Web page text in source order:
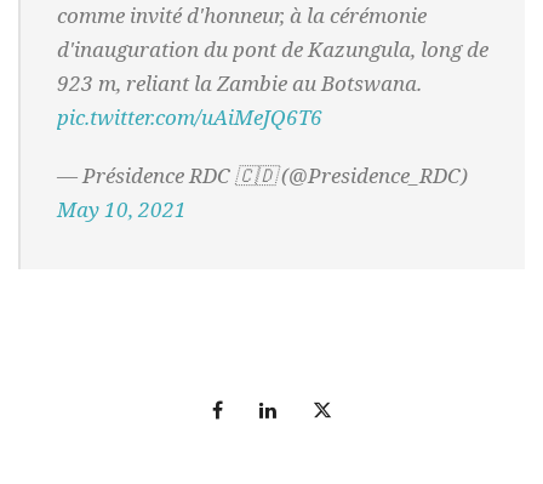
comme invité d'honneur, à la cérémonie
d'inauguration du pont de Kazungula, long de
923 m, reliant la Zambie au Botswana.
pic.twitter.com/uAiMeJQ6T6
— Présidence RDC 🇨🇩 (@Presidence_RDC)
May 10, 2021